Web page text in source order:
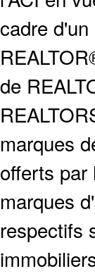
cadre
de
marques
offerts par
marques
respectifs